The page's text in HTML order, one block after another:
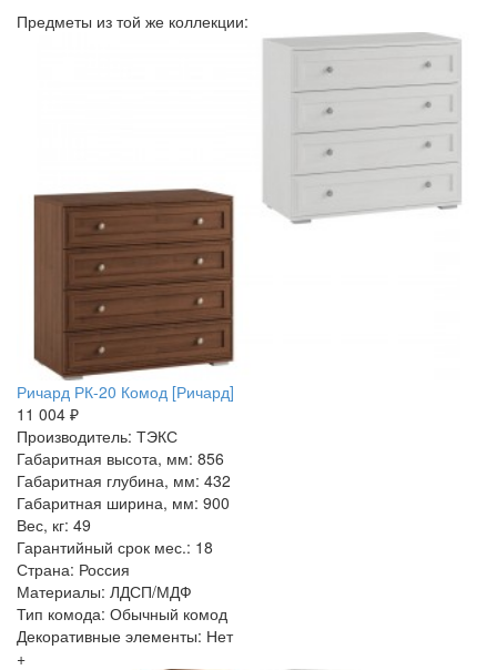
Предметы из той же коллекции:
Ричард РК-20 Комод [Ричард]
11 004 ₽
Производитель: ТЭКС
Габаритная высота, мм: 856
Габаритная глубина, мм: 432
Габаритная ширина, мм: 900
Вес, кг: 49
Гарантийный срок мес.: 18
Страна: Россия
Материалы: ЛДСП/МДФ
Тип комода: Обычный комод
Декоративные элементы: Нет
+